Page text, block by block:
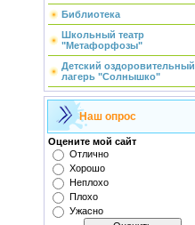
Библиотека
Школьный театр
"Метафорфозы"
Детский оздоровительный
лагерь "Солнышко"
Наш опрос
Оцените мой сайт
Отлично
Хорошо
Неплохо
Плохо
Ужасно